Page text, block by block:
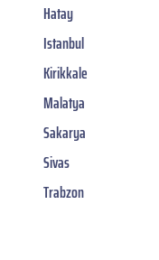
Hatay
Istanbul
Kirikkale
Malatya
Sakarya
Sivas
Trabzon